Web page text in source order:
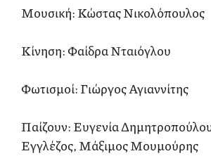
Μουσική: Κώστας Νικολόπουλος
Κίνηση: Φαίδρα Νταιόγλου
Φωτισμοί: Γιώργος Αγιαννίτης
Παίζουν: Ευγενία
Εγγλέζος, Μάξιμος Μουμούρης